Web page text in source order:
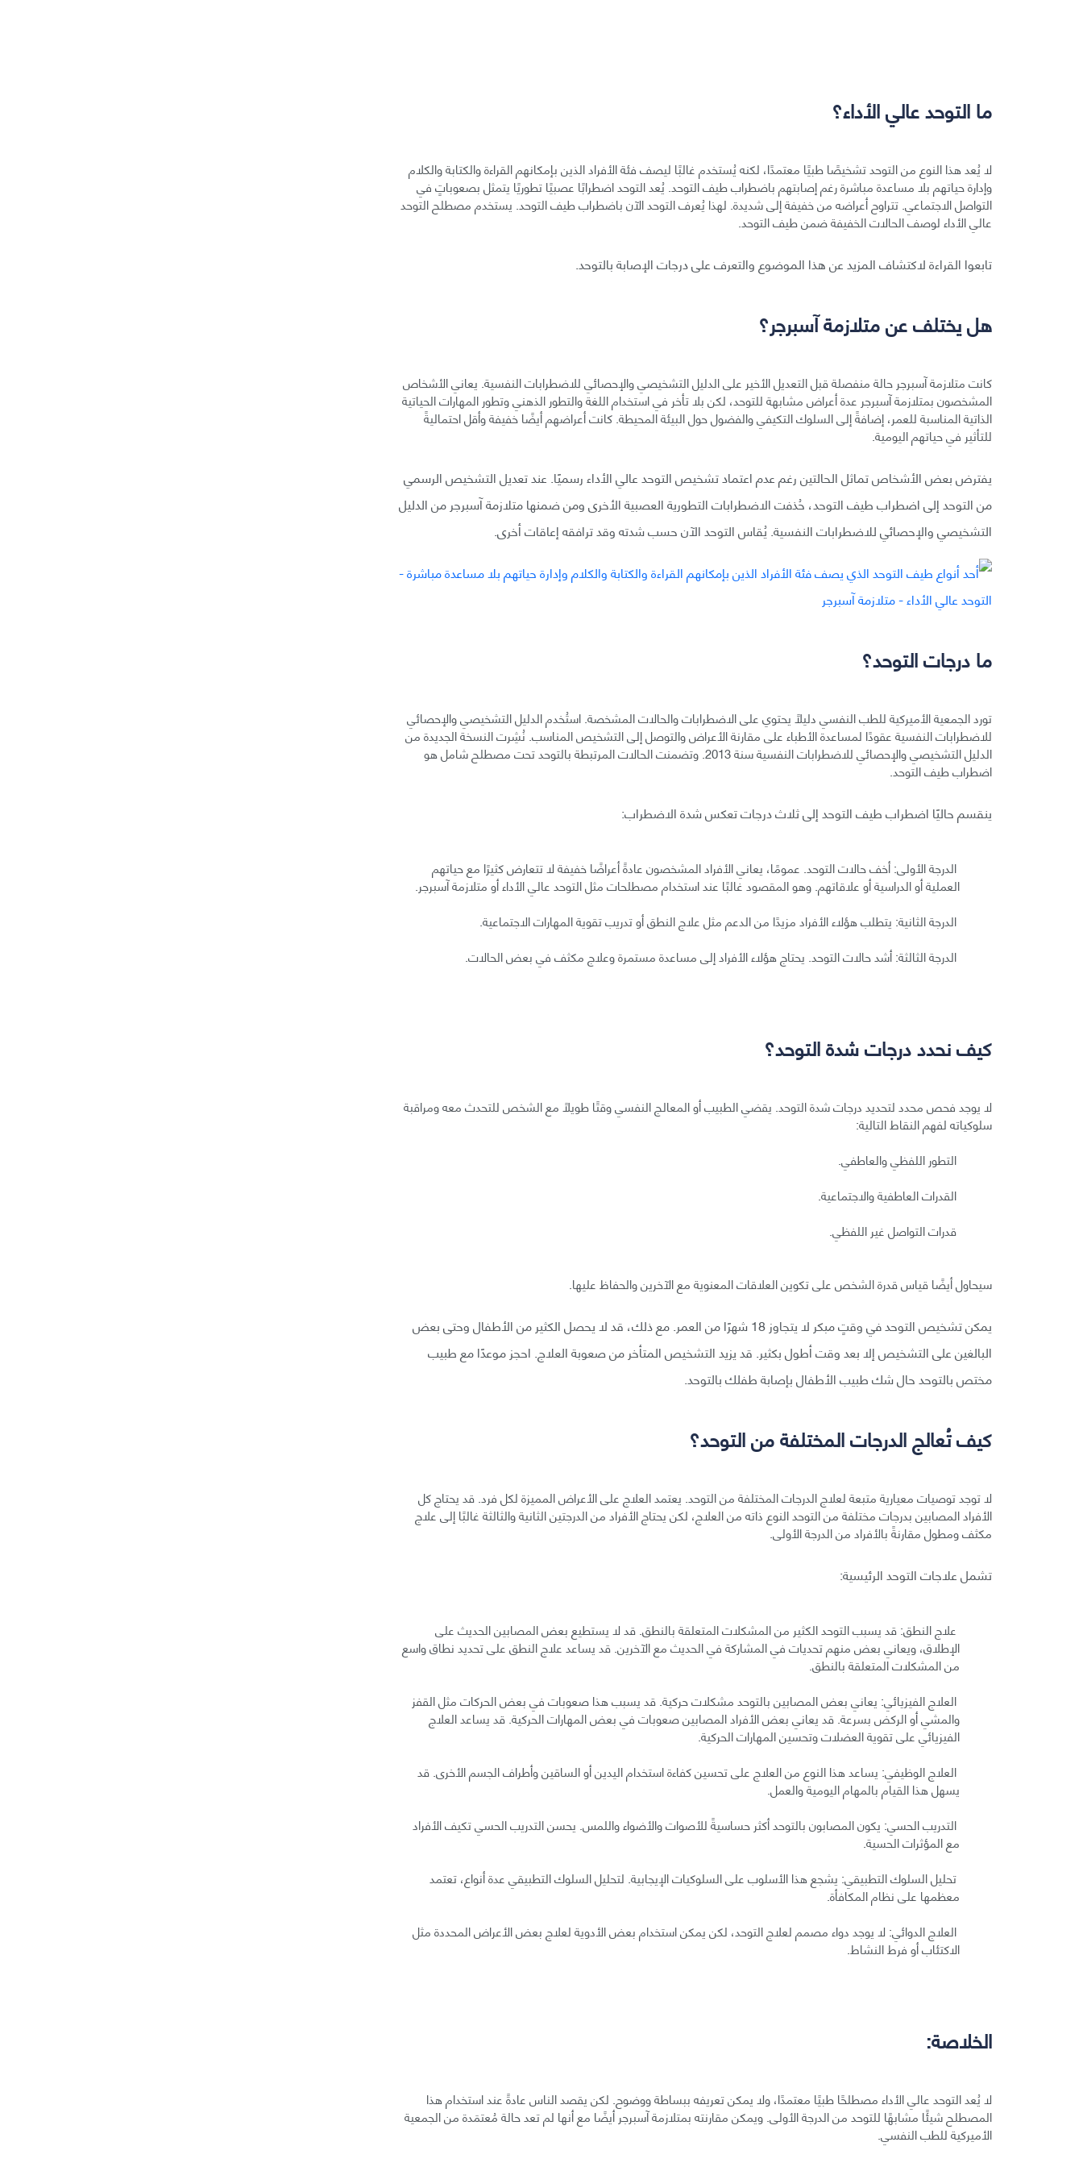
ما التوحد عالي الأداء؟
لا يُعد هذا النوع من التوحد تشخيصًا طبيًا معتمدًا، لكنه يُستخدم غالبًا ليصف فئة الأفراد الذين بإمكانهم القراءة والكتابة والكلام
وإدارة حياتهم بلا مساعدة مباشرة رغم إصابتهم باضطراب طيف التوحد. يُعد التوحد اضطرابًا عصبيًا تطوريًا يتمثل بصعوباتٍ في
التواصل الاجتماعي. تتراوح أعراضه من خفيفة إلى شديدة. لهذا يُعرف التوحد الآن باضطراب طيف التوحد. يستخدم مصطلح التوحد
عالي الأداء لوصف الحالات الخفيفة ضمن طيف التوحد.
تابعوا القراءة لاكتشاف المزيد عن هذا الموضوع والتعرف على درجات الإصابة بالتوحد.
هل يختلف عن متلازمة آسبرجر؟
كانت متلازمة آسبرجر حالة منفصلة قبل التعديل الأخير على الدليل التشخيصي والإحصائي للاضطرابات النفسية. يعاني الأشخاص
المشخصون بمتلازمة آسبرجر عدة أعراض مشابهة للتوحد، لكن بلا تأخر في استخدام اللغة والتطور الذهني وتطور المهارات الحياتية
الذاتية المناسبة للعمر، إضافةً إلى السلوك التكيفي والفضول حول البيئة المحيطة. كانت أعراضهم أيضًا خفيفة وأقل احتماليةً
للتأثير في حياتهم اليومية.
يفترض بعض الأشخاص تماثل الحالتين رغم عدم اعتماد تشخيص التوحد عالي الأداء رسميًا. عند تعديل التشخيص الرسمي
من التوحد إلى اضطراب طيف التوحد، حُذفت الاضطرابات التطورية العصبية الأخرى ومن ضمنها متلازمة آسبرجر من الدليل
التشخيصي والإحصائي للاضطرابات النفسية. يُقاس التوحد الآن حسب شدته وقد ترافقه إعاقات أخرى.
ما درجات التوحد؟
تورد الجمعية الأميركية للطب النفسي دليلًا يحتوي على الاضطرابات والحالات المشخصة. استُخدم الدليل التشخيصي والإحصائي
للاضطرابات النفسية عقودًا لمساعدة الأطباء على مقارنة الأعراض والتوصل إلى التشخيص المناسب. نُشِرت النسخة الجديدة من
الدليل التشخيصي والإحصائي للاضطرابات النفسية سنة 2013. وتضمنت الحالات المرتبطة بالتوحد تحت مصطلح شامل هو
اضطراب طيف التوحد.
ينقسم حاليًا اضطراب طيف التوحد إلى ثلاث درجات تعكس شدة الاضطراب:
الدرجة الأولى: أخف حالات التوحد. عمومًا، يعاني الأفراد المشخصون عادةً أعراضًا خفيفة لا تتعارض كثيرًا مع حياتهم
العملية أو الدراسية أو علاقاتهم. وهو المقصود غالبًا عند استخدام مصطلحات مثل التوحد عالي الأداء أو متلازمة آسبرجر.
الدرجة الثانية: يتطلب هؤلاء الأفراد مزيدًا من الدعم مثل علاج النطق أو تدريب تقوية المهارات الاجتماعية.
الدرجة الثالثة: أشد حالات التوحد. يحتاج هؤلاء الأفراد إلى مساعدة مستمرة وعلاج مكثف في بعض الحالات.
كيف نحدد درجات شدة التوحد؟
لا يوجد فحص محدد لتحديد درجات شدة التوحد. يقضي الطبيب أو المعالج النفسي وقتًا طويلًا مع الشخص للتحدث معه ومراقبة
سلوكياته لفهم النقاط التالية:
التطور اللفظي والعاطفي.
القدرات العاطفية والاجتماعية.
قدرات التواصل غير اللفظي.
سيحاول أيضًا قياس قدرة الشخص على تكوين العلاقات المعنوية مع الآخرين والحفاظ عليها.
يمكن تشخيص التوحد في وقتٍ مبكر لا يتجاوز 18 شهرًا من العمر. مع ذلك، قد لا يحصل الكثير من الأطفال وحتى بعض
البالغين على التشخيص إلا بعد وقت أطول بكثير. قد يزيد التشخيص المتأخر من صعوبة العلاج. احجز موعدًا مع طبيب
مختص بالتوحد حال شك طبيب الأطفال بإصابة طفلك بالتوحد.
كيف تُعالج الدرجات المختلفة من التوحد؟
لا توجد توصيات معيارية متبعة لعلاج الدرجات المختلفة من التوحد. يعتمد العلاج على الأعراض المميزة لكل فرد. قد يحتاج كل
الأفراد المصابين بدرجات مختلفة من التوحد النوع ذاته من العلاج، لكن يحتاج الأفراد من الدرجتين الثانية والثالثة غالبًا إلى علاج
مكثف ومطول مقارنةً بالأفراد من الدرجة الأولى.
تشمل علاجات التوحد الرئيسية:
علاج النطق: قد يسبب التوحد الكثير من المشكلات المتعلقة بالنطق. قد لا يستطيع بعض المصابين الحديث على
الإطلاق، ويعاني بعض منهم تحديات في المشاركة في الحديث مع الآخرين. قد يساعد علاج النطق على تحديد نطاق واسع
من المشكلات المتعلقة بالنطق.
العلاج الفيزيائي: يعاني بعض المصابين بالتوحد مشكلات حركية. قد يسبب هذا صعوبات في بعض الحركات مثل القفز
والمشي أو الركض بسرعة. قد يعاني بعض الأفراد المصابين صعوبات في بعض المهارات الحركية. قد يساعد العلاج
الفيزيائي على تقوية العضلات وتحسين المهارات الحركية.
العلاج الوظيفي: يساعد هذا النوع من العلاج على تحسين كفاءة استخدام اليدين أو الساقين وأطراف الجسم الأخرى. قد
يسهل هذا القيام بالمهام اليومية والعمل.
التدريب الحسي: يكون المصابون بالتوحد أكثر حساسيةً للأصوات والأضواء واللمس. يحسن التدريب الحسي تكيف الأفراد
مع المؤثرات الحسية.
تحليل السلوك التطبيقي: يشجع هذا الأسلوب على السلوكيات الإيجابية. لتحليل السلوك التطبيقي عدة أنواع، تعتمد
معظمها على نظام المكافأة.
العلاج الدوائي: لا يوجد دواء مصمم لعلاج التوحد، لكن يمكن استخدام بعض الأدوية لعلاج بعض الأعراض المحددة مثل
الاكتئاب أو فرط النشاط.
الخلاصة:
لا يُعد التوحد عالي الأداء مصطلحًا طبيًا معتمدًا، ولا يمكن تعريفه ببساطة ووضوح. لكن يقصد الناس عادةً عند استخدام هذا
المصطلح شيئًا مشابهًا للتوحد من الدرجة الأولى. ويمكن مقارنته بمتلازمة آسبرجر أيضًا مع أنها لم تعد حالة مُعتمَدة من الجمعية
الأميركية للطب النفسي.